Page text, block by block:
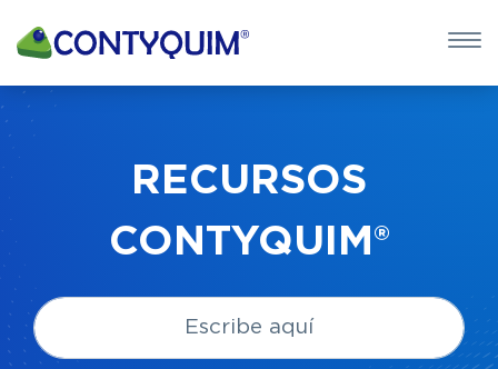
×
POTASA
this
field
RECURSOS
CONTYQUIM®